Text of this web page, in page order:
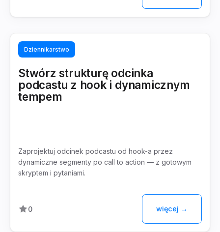
Dziennikarstwo
Stwórz strukturę odcinka
podcastu z hook i dynamicznym
tempem
Zaprojektuj odcinek podcastu od hook-a przez
dynamiczne segmenty po call to action — z gotowym
skryptem i pytaniami.
0 więcej →